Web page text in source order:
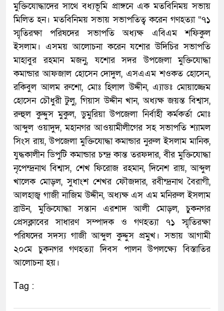
মুক্তিযোদ্ধাদের সাথে বধ্যভূমি প্রাঙ্গনে এক মতবিনিময় সভায়
মিলিত হন। মতবিনিময় সভায় সভাপতিত্ব করেন গণহত্যা “৭১
স্মৃতিরক্ষা পরিষদের সভাপতি অধ্যক্ষ এবিএম শফিকুল
ইসলাম। এসময় আলোচনা করেন যশোর উদিচির সভাপতি
মাহাবুর রহমান মজনু, যশোর সদর উপজেলা মুক্তিযোদ্ধা
কমান্ডার আফজাল হোসেন দোদুল, এসএএম শওকত হোসেন,
রকিবুল আলম রুশো, মোঃ হিলাল উদ্দীন, এ্যাডঃ মোয়াজ্জেম
হোসেন চৌধুরী টুলু, গিয়াস উদ্দীন খান, অধ্যক্ষ জয়ন্ত বিশ্বাস,
রুহুল কুদ্দুস মুকুল, ডুমুরিয়া উপজেলা নির্বাহী কর্মকর্তা মোঃ
আব্দুল ওয়াদুদ, মহানগর আওয়ামীলীগের সহ সভাপতি শ্যামল
সিংস রায়, উপজেলা মুক্তিযোদ্ধা কমান্ডার নুরুল ইসলাম মানিক,
যুদ্ধকালীন ডিপুটি কমান্ডার চন্দ্র কান্ত তরফদার, বীর মুক্তিযোদ্ধা
নৃপেন্দ্রনাথ বিশ্বাস, শেখ ফিরোজ রহমান, দিনেশ রায়, আব্দুল
খালেক মোড়ল, সুধাংশ শেখর ফৌজদার, রবীন্দ্রনাথ বৈরাগী,
আলহাজ্ব গাজী নাজিম উদ্দীন, অধ্যক্ষ এস এম মনিরুল ইসলাম
ব্রাউন, মুক্তিযোদ্ধা সন্তান এরশাদ আলী মোড়ল, চুকনগর
প্রেসক্লাবের সাধারণ সম্পাদক ও গণহত্যা ৭১ স্মৃতিরক্ষা
পরিষদের সদস্য গাজী আব্দুল কুদ্দুস প্রমুখ। সভায় আগামী
২০মে চুকনগর গণহত্যা দিবস পালন উপলক্ষ্যে বিস্তাতির
আলোচনা হয়।
Tag :